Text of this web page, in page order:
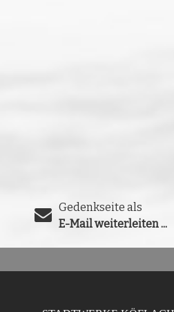
Gedenkseite als
E-Mail weiterleiten ...